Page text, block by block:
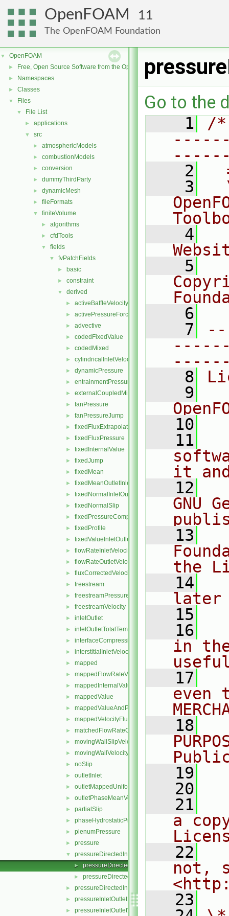
OpenFOAM 11
The OpenFOAM Foundation
▼ OpenFOAM
► Free, Open Source Software from the OpenFOAM Foundation
► Namespaces
► Classes
▼ Files
▼ File List
► applications
▼ src
► atmosphericModels
► combustionModels
► conversion
► dummyThirdParty
► dynamicMesh
► fileFormats
▼ finiteVolume
► algorithms
► cfdTools
▼ fields
▼ fvPatchFields
► basic
► constraint
▼ derived
► activeBaffleVelocity
► activePressureForceBaffleVelocity
► advective
► codedFixedValue
► codedMixed
► cylindricalInletVelocity
► dynamicPressure
► entrainmentPressure
► externalCoupledMixed
► fanPressure
► fanPressureJump
► fixedFluxExtrapolatedPressure
► fixedFluxPressure
► fixedInternalValue
► fixedJump
► fixedMean
► fixedMeanOutletInlet
► fixedNormalInletOutletVelocity
► fixedNormalSlip
► fixedPressureCompressibleDensity
► fixedProfile
► fixedValueInletOutlet
► flowRateInletVelocity
► flowRateOutletVelocity
► fluxCorrectedVelocity
► freestream
► freestreamPressure
► freestreamVelocity
► inletOutlet
► inletOutletTotalTemperature
► interfaceCompression
► interstitialInletVelocity
► mapped
► mappedFlowRateVelocity
► mappedInternalValue
► mappedValue
► mappedValueAndPatchInternalValue
► mappedVelocityFlux
► matchedFlowRateOutletVelocity
► movingWallSlipVelocity
► movingWallVelocity
► noSlip
► outletInlet
► outletMappedUniformInlet
► outletPhaseMeanVelocity
► partialSlip
► phaseHydrostaticPressure
► plenumPressure
► pressure
▼ pressureDirectedInletOutletVelocity
►
►
► pressureDirectedInletVelocity
► pressureInletOutletParSlipVelocity
► pressureInletOutletVelocity
Go to the
    1
/
    2
    3
    4
    5
    6
    7
    8
    9
   10
   11
it
   12
GNU
   13
the
   14
later
   15
   16
in
   17
even
   18
   19
   20
   21
a
   22
not,
   23